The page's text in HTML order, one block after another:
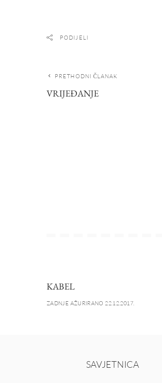
PODIJELI
PRETHODNI ČLANAK
VRIJEĐANJE
KABEL
ZADNJE AŽURIRANO 22.12.2017.
SAVJETNICA